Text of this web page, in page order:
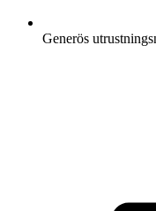
Generös